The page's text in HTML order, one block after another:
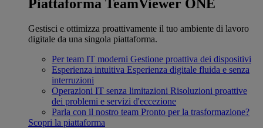
Piattaforma TeamViewer ONE
Gestisci e ottimizza proattivamente il tuo ambiente di lavoro
digitale da una singola piattaforma.
Per team IT moderni Gestione proattiva dei dispositivi
Esperienza intuitiva Esperienza digitale fluida e senza
interruzioni
Operazioni IT senza limitazioni Risoluzioni proattive
dei problemi e servizi d'eccezione
Parla con il nostro team Pronto per la trasformazione?
Scopri la piattaforma